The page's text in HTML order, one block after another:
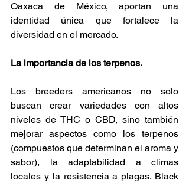
Oaxaca de México, aportan una
identidad única que fortalece la
diversidad en el mercado​.
La importancia de los terpenos.
Los breeders americanos no solo
buscan crear variedades con altos
niveles de THC o CBD, sino también
mejorar aspectos como los terpenos
(compuestos que determinan el aroma y
sabor), la adaptabilidad a climas
locales y la resistencia a plagas. Black